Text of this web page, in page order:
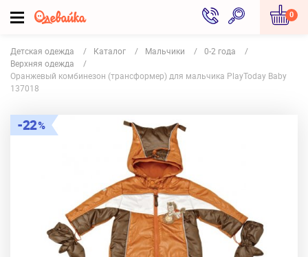
0
Детская одежда Каталог Мальчики
0-2 года
Верхняя одежда
Оранжевый комбинезон (трансформер) для мальчика PlayToday Baby
137018
22